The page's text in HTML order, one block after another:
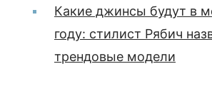
Какие джинсы будут в
году: стилист Рябич
трендовые модели